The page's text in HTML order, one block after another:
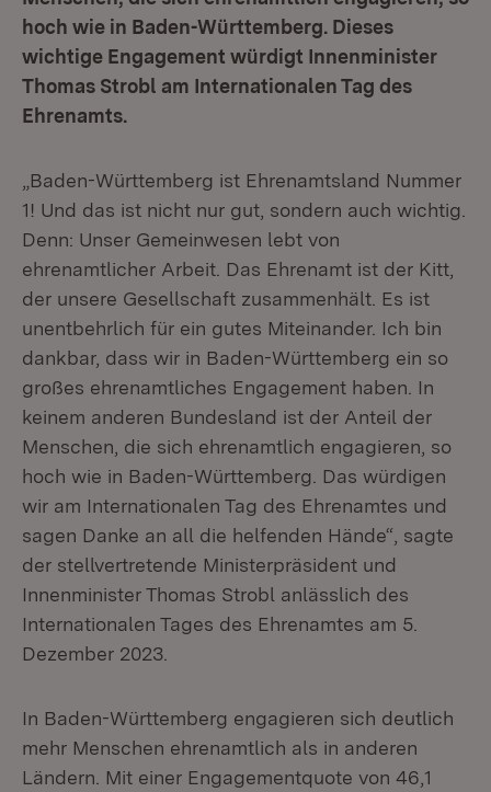
hoch wie in Baden-Württemberg. Dieses
wichtige Engagement würdigt Innenminister
Thomas Strobl am Internationalen Tag des
Ehrenamts.
„Baden-Württemberg ist Ehrenamtsland Nummer
1! Und das ist nicht nur gut, sondern auch wichtig.
Denn: Unser Gemeinwesen lebt von
ehrenamtlicher Arbeit. Das Ehrenamt ist der Kitt,
der unsere Gesellschaft zusammenhält. Es ist
unentbehrlich für ein gutes Miteinander. Ich bin
dankbar, dass wir in Baden-Württemberg ein so
großes ehrenamtliches Engagement haben. In
keinem anderen Bundesland ist der Anteil der
Menschen, die sich ehrenamtlich engagieren, so
hoch wie in Baden-Württemberg. Das würdigen
wir am Internationalen Tag des Ehrenamtes und
sagen Danke an all die helfenden Hände“, sagte
der stellvertretende Ministerpräsident und
Innenminister Thomas Strobl anlässlich des
Internationalen Tages des Ehrenamtes am 5.
Dezember 2023.
In Baden-Württemberg engagieren sich deutlich
mehr Menschen ehrenamtlich als in anderen
Ländern. Mit einer Engagementquote von 46,1